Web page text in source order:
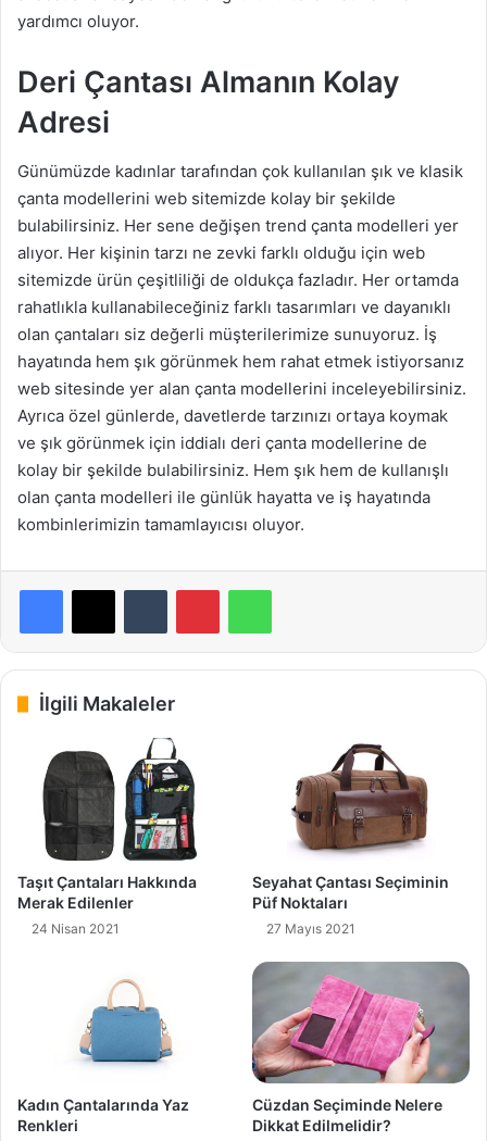
yardımcı oluyor.
Deri Çantası Almanın Kolay
Adresi
Günümüzde kadınlar tarafından çok kullanılan şık ve klasik
çanta modellerini web sitemizde kolay bir şekilde
bulabilirsiniz. Her sene değişen trend çanta modelleri yer
alıyor. Her kişinin tarzı ne zevki farklı olduğu için web
sitemizde ürün çeşitliliği de oldukça fazladır. Her ortamda
rahatlıkla kullanabileceğiniz farklı tasarımları ve dayanıklı
olan çantaları siz değerli müşterilerimize sunuyoruz. İş
hayatında hem şık görünmek hem rahat etmek istiyorsanız
web sitesinde yer alan çanta modellerini inceleyebilirsiniz.
Ayrıca özel günlerde, davetlerde tarzınızı ortaya koymak
ve şık görünmek için iddialı deri çanta modellerine de
kolay bir şekilde bulabilirsiniz. Hem şık hem de kullanışlı
olan çanta modelleri ile günlük hayatta ve iş hayatında
kombinlerimizin tamamlayıcısı oluyor.
İlgili Makaleler
Taşıt Çantaları Hakkında
Merak Edilenler
24 Nisan 2021
Seyahat Çantası Seçiminin
Püf Noktaları
27 Mayıs 2021
Kadın Çantalarında Yaz
Renkleri
Cüzdan Seçiminde Nelere
Dikkat Edilmelidir?